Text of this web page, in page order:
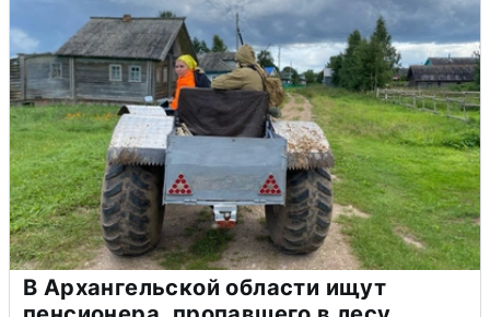
В Архангельской области ищут